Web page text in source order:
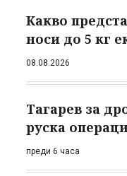
Какво
носи до 5 кг
08.08.2026
Тагарев за
руска
преди 6 часа